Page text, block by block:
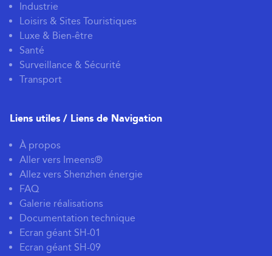
Industrie
Loisirs & Sites Touristiques
Luxe & Bien-être
Santé
Surveillance & Sécurité
Transport
Liens utiles / Liens de Navigation
À propos
Aller vers Imeens®
Allez vers Shenzhen énergie
FAQ
Galerie réalisations
Documentation technique
Ecran géant SH-01
Ecran géant SH-09